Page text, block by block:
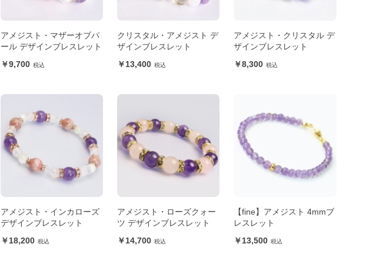
アメジスト・マザーオブパ
ール デザインブレスレット
9,700
クリスタル・アメジスト デ
ザインブレスレット
13,400
アメジスト・クリスタル デ
ザインブレスレット
8,300
アメジスト・インカローズ
デザインブレスレット
18,200
アメジスト・ローズクォー
ツ デザインブレスレット
14,700
【fine】アメジスト 4mmブ
レスレット
13,500